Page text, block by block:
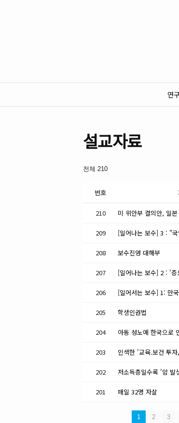
연
설교자료
전체 210
번호
210
209
208 보수진영 대해부
207 [일어나는 보수] 2 : '증
206 [일어서는 보수] 1: 만
205 학생인권법
204 아동 성노예 한국으로
203
202 저소득층일수록 '암 발
201 매일 32명 자살
1 2 3